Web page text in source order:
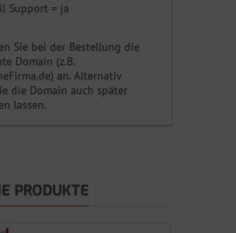
Support = ja
Sie bei der Bestellung die
Domain (z.B.
an. Alternativ
die Domain auch später
lassen.
PRODUKTE